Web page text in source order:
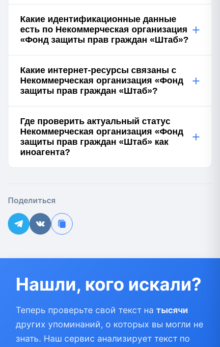
Какие идентификационные данные
есть по Некоммерческая организация
«Фонд защиты прав граждан «Штаб»?
+
Какие интернет-ресурсы связаны с
Некоммерческая организация «Фонд
защиты прав граждан «Штаб»?
+
Где проверить актуальный статус
Некоммерческая организация «Фонд
защиты прав граждан «Штаб» как
иноагента?
+
Поделиться
Нашли, кого искали?
Теперь проверьте свой текст на тысячи
других упоминаний, о которых вы могли не
знать. Наш сервис анализирует текст по